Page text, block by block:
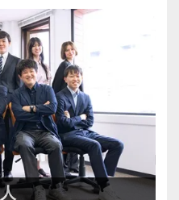
業が多いというこ
げられる企業も少な
税務実務も経験可
営者と二人三脚しつ
った仕事をすること
OJTで、先輩が一人
おり、コミュニケー
進捗管理しながら案
んできてください！